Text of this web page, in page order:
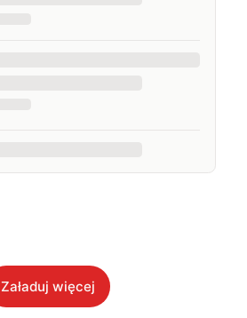
Załaduj więcej